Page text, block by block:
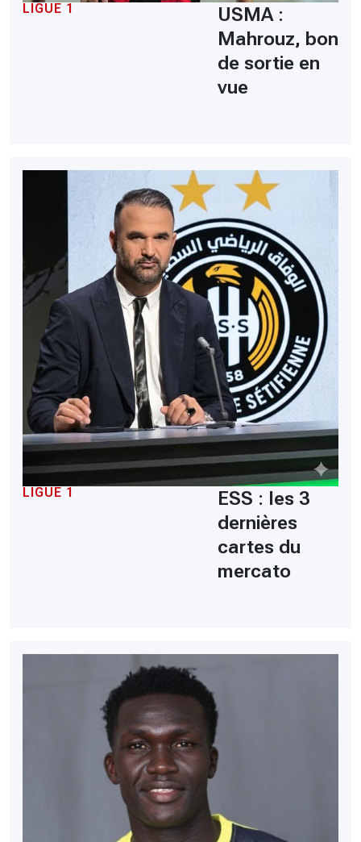
LIGUE 1
USMA :
Mahrouz, bon
de sortie en
vue
LIGUE 1
ESS : les 3
dernières
cartes du
mercato